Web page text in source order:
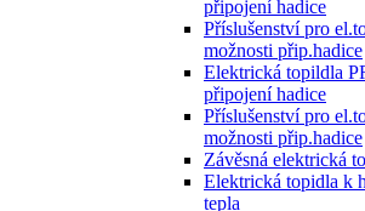
připojení hadice
Příslušenství pro
možnosti přip.hadice
Elektrická topildla
připojení hadice
Příslušenství pro
možnosti přip.hadice
Závěsná elektrická
Elektrická topidla k
tepla